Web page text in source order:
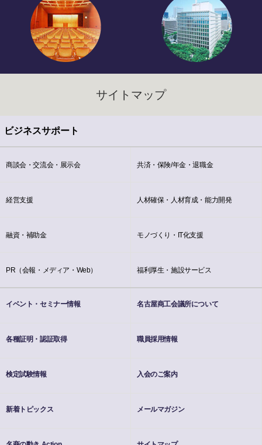
サイトマップ
ビジネスサポート
商談会・交流会・展示会
経営支援
融資・補助金
PR（会報・メディア・Web）
共済・保険/年金・退職金
人材確保・人材育成・能力開発
モノづくり・IT化支援
福利厚生・施設サービス
イベント・セミナー情報
各種証明・認証取得
検定試験情報
新着トピックス
名古屋商工会議所について
職員採用情報
入会のご案内
メールマガジン